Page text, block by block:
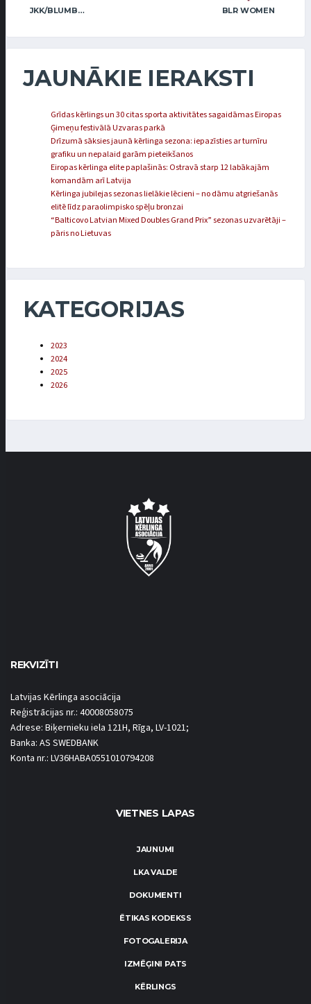
JKK/BLUMBERGA-BĒRZIŅA BLR WOMEN
JAUNĀKIE IERAKSTI
Grīdas kērlings un 30 citas sporta aktivitātes sagaidāmas Eiropas
Ģimeņu festivālā Uzvaras parkā
Drīzumā sāksies jaunā kērlinga sezona: iepazīsties ar turnīru
grafiku un nepalaid garām pieteikšanos
Eiropas kērlinga elite paplašinās: Ostravā starp 12 labākajām
komandām arī Latvija
Kērlinga jubilejas sezonas lielākie lēcieni – no dāmu atgriešanās
elitē līdz paraolimpisko spēļu bronzai
“Balticovo Latvian Mixed Doubles Grand Prix” sezonas uzvarētāji –
pāris no Lietuvas
KATEGORIJAS
2023
2024
2025
2026
REKVIZĪTI
Latvijas Kērlinga asociācija
Reģistrācijas nr.: 40008058075
Adrese: Biķernieku iela 121H, Rīga, LV-1021;
Banka: AS SWEDBANK
Konta nr.: LV36HABA0551010794208
VIETNES LAPAS
JAUNUMI
LKA VALDE
DOKUMENTI
ĒTIKAS KODEKSS
FOTOGALERIJA
IZMĒĢINI PATS
KĒRLINGS